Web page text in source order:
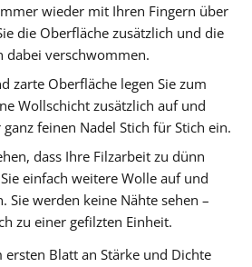
wieder mit Ihren Fingern über
die Oberfläche zusätzlich und die
dabei verschwommen.
zarte Oberfläche legen Sie zum
Wollschicht zusätzlich auf und
feinen Nadel Stich für Stich ein.
dass Ihre Filzarbeit zu dünn
einfach weitere Wolle auf und
Sie werden keine Nähte sehen –
zu einer gefilzten Einheit.
Blatt an Stärke und Dichte